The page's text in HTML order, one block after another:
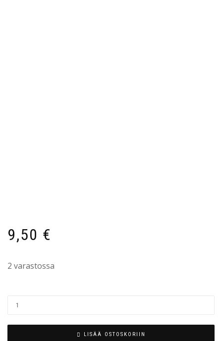
9,50 €
2 varastossa
LISÄÄ OSTOSKORIIN